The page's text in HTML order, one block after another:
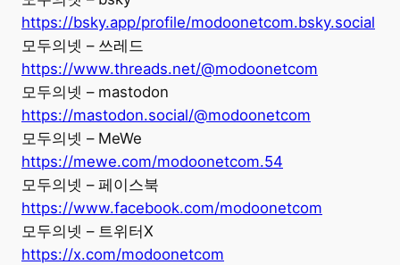
https://bsky.app/profile/modoonetcom.bsky.social
모두의넷 – 쓰레드
https://www.threads.net/@modoonetcom
모두의넷 – mastodon
https://mastodon.social/@modoonetcom
모두의넷 – MeWe
https://mewe.com/modoonetcom.54
모두의넷 – 페이스북
https://www.facebook.com/modoonetcom
모두의넷 – 트위터X
https://x.com/modoonetcom